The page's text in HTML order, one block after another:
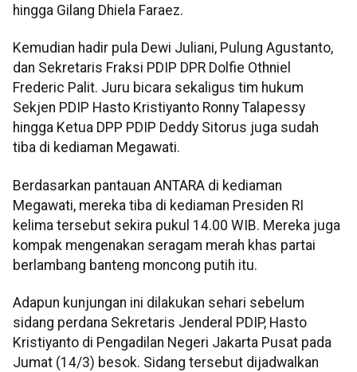
hingga Gilang Dhiela Faraez.
Kemudian hadir pula Dewi Juliani, Pulung Agustanto,
dan Sekretaris Fraksi PDIP DPR Dolfie Othniel
Frederic Palit. Juru bicara sekaligus tim hukum
Sekjen PDIP Hasto Kristiyanto Ronny Talapessy
hingga Ketua DPP PDIP Deddy Sitorus juga sudah
tiba di kediaman Megawati.
Berdasarkan pantauan ANTARA di kediaman
Megawati, mereka tiba di kediaman Presiden RI
kelima tersebut sekira pukul 14.00 WIB. Mereka juga
kompak mengenakan seragam merah khas partai
berlambang banteng moncong putih itu.
Adapun kunjungan ini dilakukan sehari sebelum
sidang perdana Sekretaris Jenderal PDIP, Hasto
Kristiyanto di Pengadilan Negeri Jakarta Pusat pada
Jumat (14/3) besok. Sidang tersebut dijadwalkan